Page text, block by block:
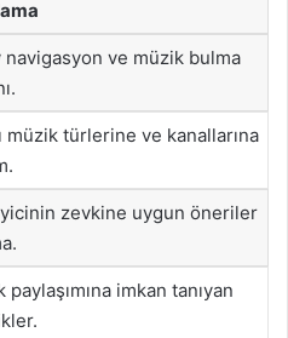
navigasyon ve müzik bulma
müzik türlerine ve kanallarına
zevkine uygun öneriler
paylaşımına imkan tanıyan